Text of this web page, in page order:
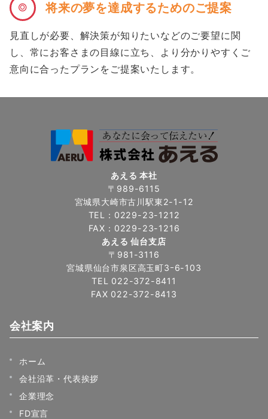
将来の夢を達成するためのご提案
見直しが必要、解決策が知りたいなどのご要望に関
し、常にお客さまの目線に立ち、より分かりやすくご
意向に合ったプランをご提案いたします。
あえる 本社
〒989-6115
宮城県大崎市古川駅東2-1-12
TEL：0229-23-1212
FAX：0229-23-1216
あえる 仙台支店
〒981-3116
宮城県仙台市泉区高玉町3ｰ6-103
TEL 022-372-8411
FAX 022-372-8413
会社案内
ホーム
会社沿革・代表挨拶
企業理念
FD宣言